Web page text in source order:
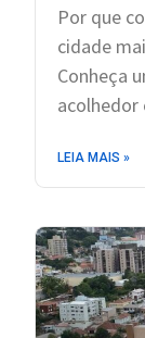
Por que
cidade
Conheça
acolhedor
LEIA MAIS »